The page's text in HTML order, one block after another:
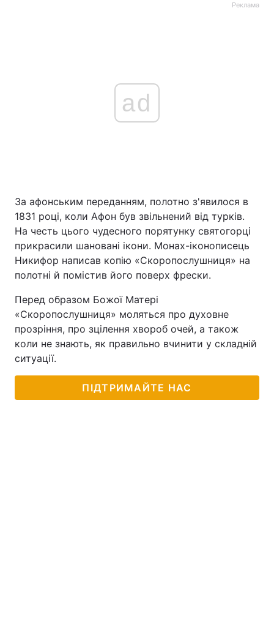
Реклама
ad
За афонським переданням, полотно з'явилося в
1831 році, коли Афон був звільнений від турків.
На честь цього чудесного порятунку святогорці
прикрасили шановані ікони. Монах-іконописець
Никифор написав копію «Скоропослушниця» на
полотні й помістив його поверх фрески.
Перед образом Божої Матері
«Скоропослушниця» моляться про духовне
прозріння, про зцілення хвороб очей, а також
коли не знають, як правильно вчинити у складній
ситуації.
ПІДТРИМАЙТЕ НАС